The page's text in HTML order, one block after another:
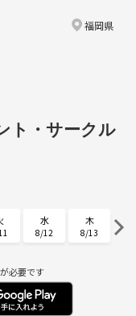
福岡県
ト・サークル
水
8/12
木
8/13
8/18
月
8/24
必要です